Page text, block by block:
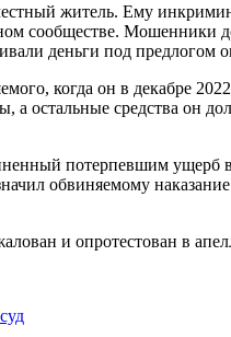
житель. Ему
сообществе.
деньги под предлогом
когда он в декабре
остальные средства он
потерпевшим ущерб
обвиняемому
и опротестован в